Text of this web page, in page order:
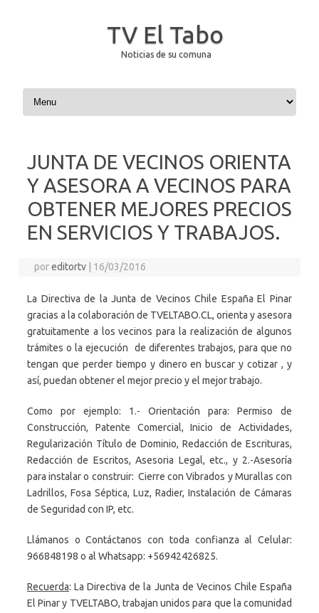
TV El Tabo
Noticias de su comuna
Saltar al contenido
JUNTA DE VECINOS ORIENTA
Y ASESORA A VECINOS PARA
OBTENER MEJORES PRECIOS
EN SERVICIOS Y TRABAJOS.
poreditortv 16/03/2016
La Directiva de la Junta de Vecinos Chile España El Pinar
gracias a la colaboración de TVELTABO.CL, orienta y asesora
gratuitamente a los vecinos para la realización de algunos
trámites o la ejecución de diferentes trabajos, para que no
tengan que perder tiempo y dinero en buscar y cotizar , y
así, puedan obtener el mejor precio y el mejor trabajo.
Como por ejemplo: 1.- Orientación para: Permiso de
Construcción, Patente Comercial, Inicio de Actividades,
Regularización Título de Dominio, Redacción de Escrituras,
Redacción de Escritos, Asesoria Legal, etc., y 2.-Asesoría
para instalar o construir: Cierre con Vibrados y Murallas con
Ladrillos, Fosa Séptica, Luz, Radier, Instalación de Cámaras
de Seguridad con IP, etc.
Llámanos o Contáctanos con toda confianza al Celular:
966848198 o al Whatsapp: +56942426825.
Recuerda: La Directiva de la Junta de Vecinos Chile España
El Pinar y TVELTABO, trabajan unidos para que la comunidad